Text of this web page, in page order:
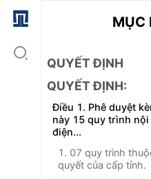
MỤC
QUYẾT ĐỊNH
QUYẾT ĐỊNH:
Điều 1. Phê duyệt
này 15 quy trình
điện...
1. 07 quy trình
quyết của cấp tỉnh.